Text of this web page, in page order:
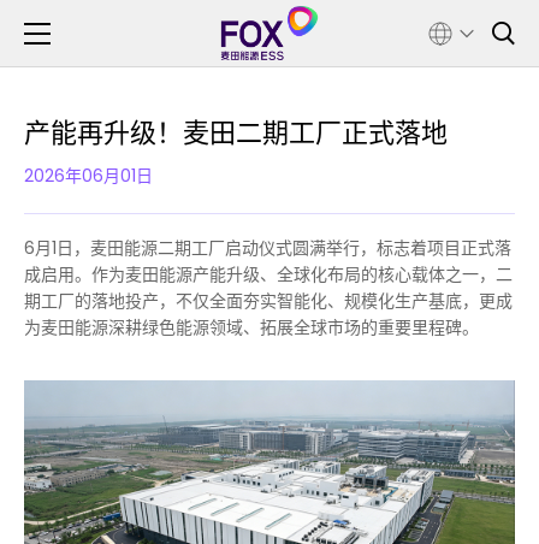
产能再升级！麦田二期工厂正式落地
2026年06月01日
6月1日，麦田能源二期工厂启动仪式圆满举行，标志着项目正式落
成启用。作为麦田能源产能升级、全球化布局的核心载体之一，二
期工厂的落地投产，不仅全面夯实智能化、规模化生产基底，更成
为麦田能源深耕绿色能源领域、拓展全球市场的重要里程碑。